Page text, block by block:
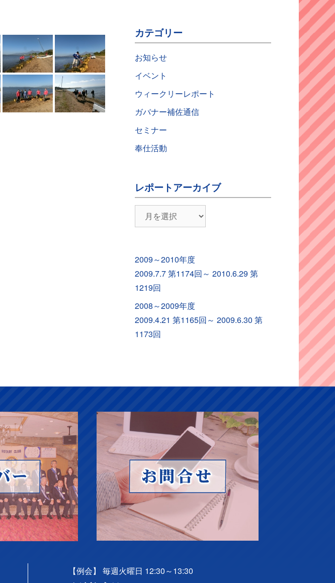
カテゴリー
お知らせ
イベント
ウィークリーレポート
ガバナー補佐通信
セミナー
奉仕活動
レポートアーカイブ
ポ
イ
ブ
2009～2010年度
2009.7.7 第1174回～ 2010.6.29 第
1219回
2008～2009年度
2009.4.21 第1165回～ 2009.6.30 第
1173回
【例会】 毎週火曜日 12:30～13:30